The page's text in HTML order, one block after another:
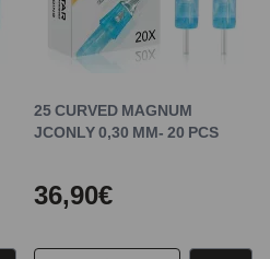
25 CURVED MAGNUM
JCONLY 0,30 MM- 20 PCS
36,90€